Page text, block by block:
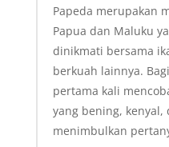
Papeda merupakan
Papua dan Maluku
dinikmati bersama
berkuah lainnya.
pertama kali
yang bening, kenyal,
menimbulkan